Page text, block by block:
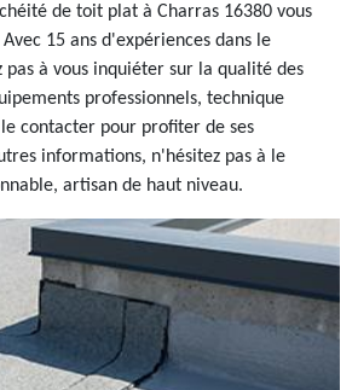
de toit plat à Charras 16380 vous
15 ans d'expériences dans le
pas à vous inquiéter sur la qualité des
professionnels, technique
contacter pour profiter de ses
informations, n'hésitez pas à le
artisan de haut niveau.